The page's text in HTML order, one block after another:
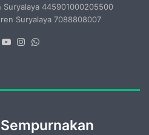
Suryalaya 445901000205500
Suryalaya 7088808007
Facebook
YouTubeInstagram